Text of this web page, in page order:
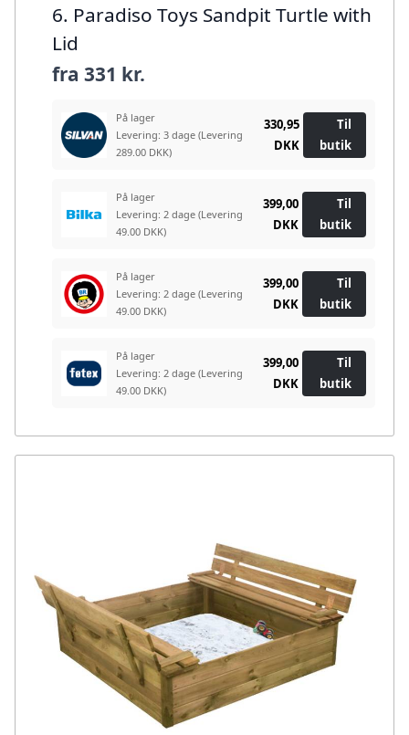
6. Paradiso Toys Sandpit Turtle with
Lid
fra 331 kr.
På lager
Levering: 3 dage (Levering
289.00 DKK)
330,95
DKK
Til
butik
På lager
Levering: 2 dage (Levering
49.00 DKK)
399,00
DKK
Til
butik
På lager
Levering: 2 dage (Levering
49.00 DKK)
399,00
DKK
Til
butik
På lager
Levering: 2 dage (Levering
49.00 DKK)
399,00
DKK
Til
butik